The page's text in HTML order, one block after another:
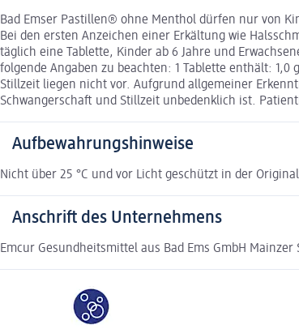
Bad Emser Pastillen® ohne Menthol dürfen nur von
Bei den ersten Anzeichen einer Erkältung wie
täglich eine Tablette, Kinder ab 6 Jahre und
folgende Angaben zu beachten: 1 Tablette enthält:
Stillzeit liegen nicht vor. Aufgrund allgemeiner
Schwangerschaft und Stillzeit unbedenklich ist.
Aufbewahrungshinweise
Nicht über 25 °C und vor Licht geschützt in der
Anschrift des Unternehmens
Emcur Gesundheitsmittel aus Bad Ems GmbH Mainzer